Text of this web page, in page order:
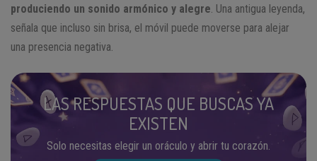
produciendo un sonido armónico y alegre . Una antigua leyenda,
señala que incluso sin brisa, el móvil puede moverse para alejar
una presencia negativa.
LAS RESPUESTAS QUE BUSCAS YA
EXISTEN
Solo necesitas elegir un oráculo y abrir tu corazón.